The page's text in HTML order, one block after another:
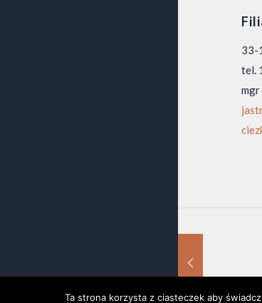
33-
tel.
mgr
Ta strona korzysta z ciasteczek aby